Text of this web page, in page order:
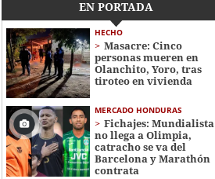
EN PORTADA
HECHO
Masacre: Cinco
personas mueren en
Olanchito, Yoro, tras
tiroteo en vivienda
MERCADO HONDURAS
Fichajes: Mundialista
no llega a Olimpia,
catracho se va del
Barcelona y Marathón
contrata